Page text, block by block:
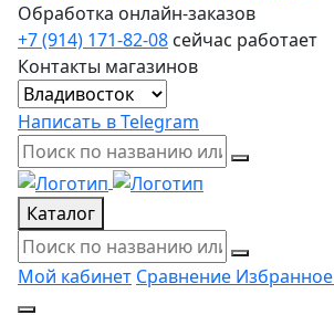
Обработка онлайн-заказов
+7 (914) 171-82-08 сейчас работает
Контакты магазинов
Написать в Telegram
Каталог
Мой кабинет Сравнение Избранное